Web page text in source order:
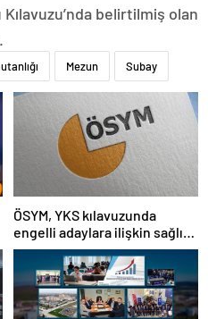
belirtilmiş olan
Mezun Subay
ÖSYM, YKS kılavuzunda
engelli adaylara ilişkin sağlık
şartlarını güncelledi